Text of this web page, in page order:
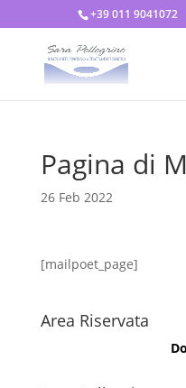
+39 011 9041072
Pagina di
26 Feb 2022
[mailpoet_page]
Area Riservata